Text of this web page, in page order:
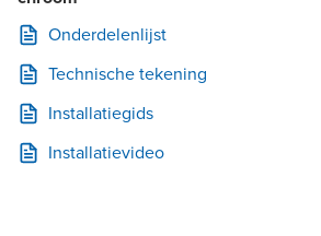
Onderdelenlijst
Technische tekening
Installatiegids
Installatievideo